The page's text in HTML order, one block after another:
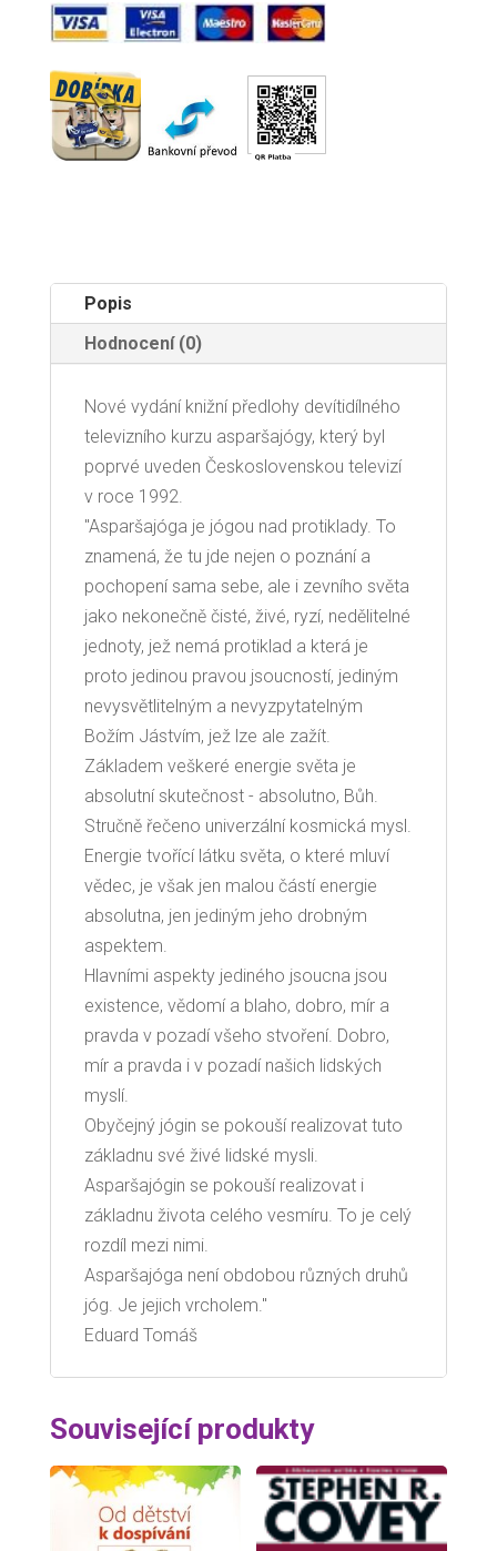
Popis
Hodnocení (0)
Nové vydání knižní předlohy devítidílného
televizního kurzu asparšajógy, který byl
poprvé uveden Československou televizí
v roce 1992.
"Asparšajóga je jógou nad protiklady. To
znamená, že tu jde nejen o poznání a
pochopení sama sebe, ale i zevního světa
jako nekonečně čisté, živé, ryzí, nedělitelné
jednoty, jež nemá protiklad a která je
proto jedinou pravou jsoucností, jediným
nevysvětlitelným a nevyzpytatelným
Božím Jástvím, jež lze ale zažít.
Základem veškeré energie světa je
absolutní skutečnost - absolutno, Bůh.
Stručně řečeno univerzální kosmická mysl.
Energie tvořící látku světa, o které mluví
vědec, je však jen malou částí energie
absolutna, jen jediným jeho drobným
aspektem.
Hlavními aspekty jediného jsoucna jsou
existence, vědomí a blaho, dobro, mír a
pravda v pozadí všeho stvoření. Dobro,
mír a pravda i v pozadí našich lidských
myslí.
Obyčejný jógin se pokouší realizovat tuto
základnu své živé lidské mysli.
Asparšajógin se pokouší realizovat i
základnu života celého vesmíru. To je celý
rozdíl mezi nimi.
Asparšajóga není obdobou různých druhů
jóg. Je jejich vrcholem."
Eduard Tomáš
Související produkty
Sleva! Sleva!